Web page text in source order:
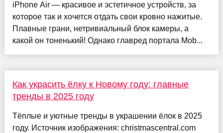
iPhone Air — красивое и эстетичное устройств, за
которое так и хочется отдать свои кровно нажитые.
Плавные грани, нетривиальный блок камеры, а
какой он тоненький! Однако главред портала Mob...
Как украсить ёлку к Новому году: главные
тренды в 2025 году
Тёплые и уютные тренды в украшении ёлок в 2025
году. Источник изображения: christmascentral.com